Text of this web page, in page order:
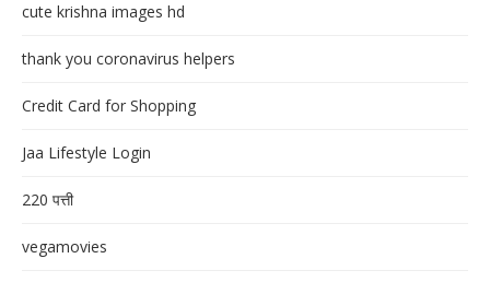
cute krishna images hd
thank you coronavirus helpers
Credit Card for Shopping
Jaa Lifestyle Login
220 पत्ती
vegamovies